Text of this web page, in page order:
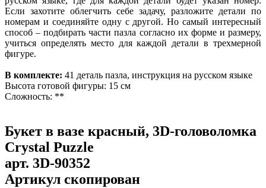
Если захотите облегчить себе задачу, разложите детали по
номерам и соединяйте одну с другой. Но самый интересный
способ – подбирать части пазла согласно их форме и размеру,
учиться определять место для каждой детали в трехмерной
фигуре.
В комплекте: 41 деталь пазла, инструкция на русском языке
Высота готовой фигуры: 15 см
Сложность: **
Букет в вазе красный, 3D-головоломка
Crystal Puzzle
арт. 3D-90352
Артикул скопирован